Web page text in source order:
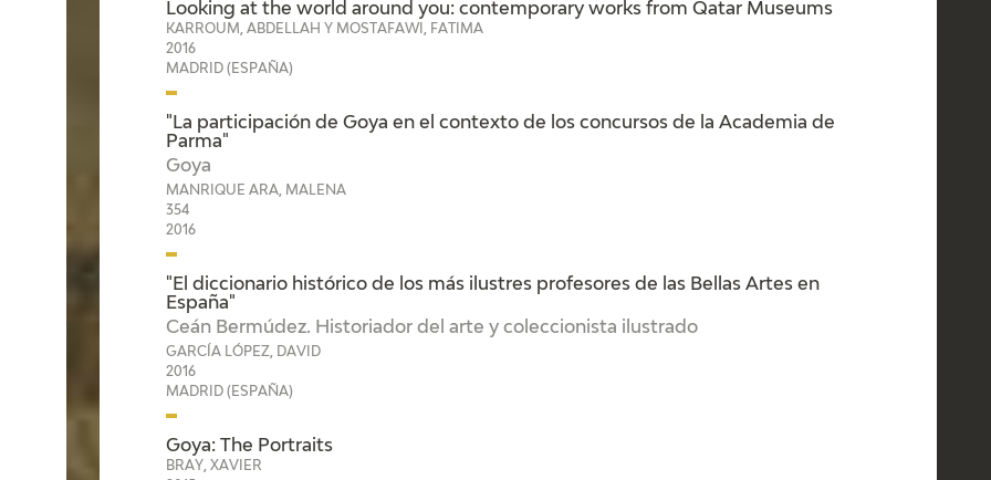
Looking at the world around you: contemporary works from Qatar Museums
KARROUM, ABDELLAH Y MOSTAFAWI, FATIMA
2016
MADRID (ESPAÑA)
"La participación de Goya en el contexto de los concursos de la Academia de
Parma"
Goya
MANRIQUE ARA, MALENA
354
2016
"El diccionario histórico de los más ilustres profesores de las Bellas Artes en
España"
Ceán Bermúdez. Historiador del arte y coleccionista ilustrado
GARCÍA LÓPEZ, DAVID
2016
MADRID (ESPAÑA)
Goya: The Portraits
BRAY, XAVIER